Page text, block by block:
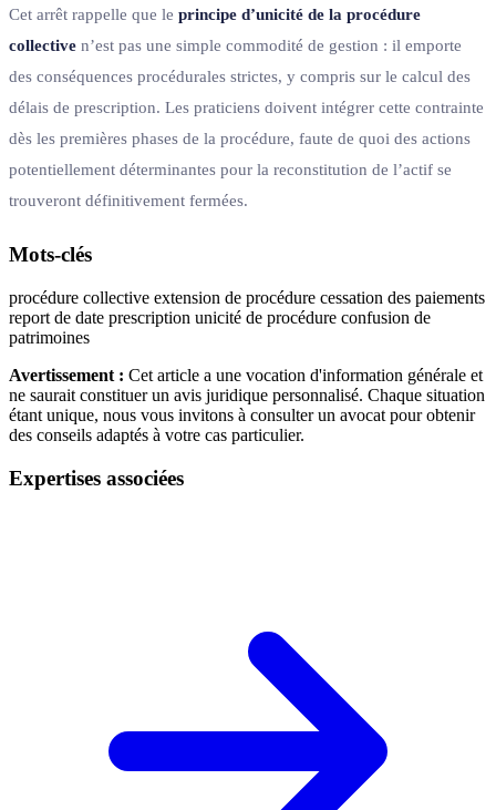
Cet arrêt rappelle que le principe d’unicité de la procédure
collective n’est pas une simple commodité de gestion : il emporte
des conséquences procédurales strictes, y compris sur le calcul des
délais de prescription. Les praticiens doivent intégrer cette contrainte
dès les premières phases de la procédure, faute de quoi des actions
potentiellement déterminantes pour la reconstitution de l’actif se
trouveront définitivement fermées.
Mots-clés
procédure collective extension de procédure cessation des paiements
report de date prescription unicité de procédure confusion de
patrimoines
Avertissement : Cet article a une vocation d'information générale et
ne saurait constituer un avis juridique personnalisé. Chaque situation
étant unique, nous vous invitons à consulter un avocat pour obtenir
des conseils adaptés à votre cas particulier.
Expertises associées